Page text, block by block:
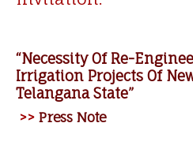
“Necessity Of Re-
Irrigation Projects Of
Telangana State”
>> Press Note